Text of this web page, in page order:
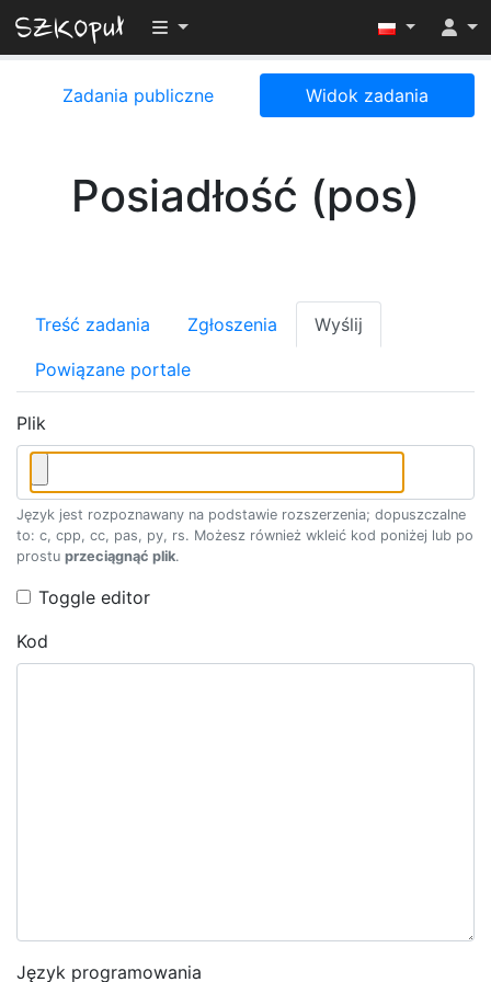
Przełącz widoczność menu
Zadania publiczne Widok zadania
Posiadłość (pos)
Treść zadania Zgłoszenia Wyślij
Powiązane portale
Plik
Język jest rozpoznawany na podstawie rozszerzenia; dopuszczalne
to: c, cpp, cc, pas, py, rs. Możesz również wkleić kod poniżej lub po
prostu przeciągnąć plik.
Toggle editor
Kod
Język programowania